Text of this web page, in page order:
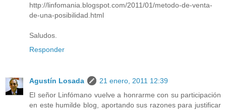
http://linfomania.blogspot.com/2011/01/metodo-de-venta-
de-una-posibilidad.html
Saludos.
Responder
Agustín Losada
21 enero, 2011 12:39
El señor Linfómano vuelve a honrarme con su participación
en este humilde blog, aportando sus razones para justificar